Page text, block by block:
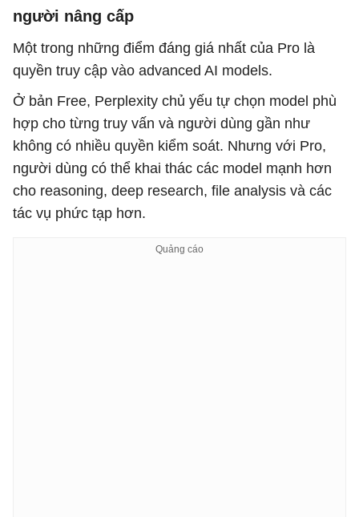
người nâng cấp
Một trong những điểm đáng giá nhất của Pro là
quyền truy cập vào advanced AI models.
Ở bản Free, Perplexity chủ yếu tự chọn model phù
hợp cho từng truy vấn và người dùng gần như
không có nhiều quyền kiểm soát. Nhưng với Pro,
người dùng có thể khai thác các model mạnh hơn
cho reasoning, deep research, file analysis và các
tác vụ phức tạp hơn.